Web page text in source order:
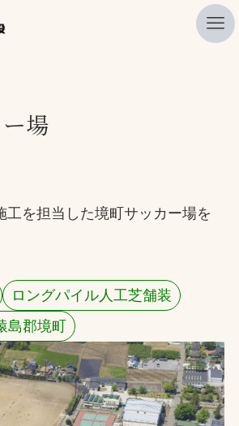
検索
場
工を担当した境町サッカー場を
ロングパイル人工芝舗装
島郡境町